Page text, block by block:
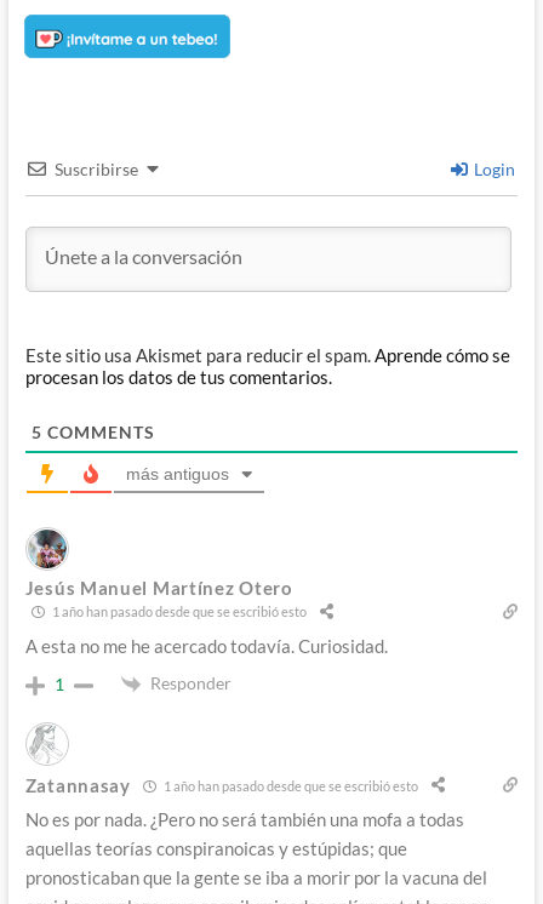
Suscribirse Login
Este sitio usa Akismet para reducir el spam.Aprende cómo se
procesan los datos de tus comentarios.
5 COMMENTS
más antiguos
Jesús Manuel Martínez Otero
1 año han pasado desde que se escribió esto
A esta no me he acercado todavía. Curiosidad.
1 Responder
Zatannasay 1 año han pasado desde que se escribió esto
No es por nada. ¿Pero no será también una mofa a todas
aquellas teorías conspiranoicas y estúpidas; que
pronosticaban que la gente se iba a morir por la vacuna del